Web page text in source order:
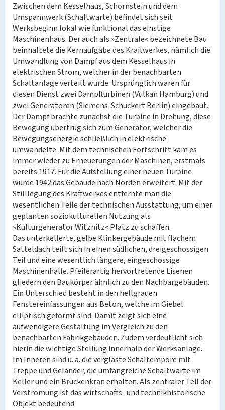
Zwischen dem Kesselhaus, Schornstein und dem
Umspannwerk (Schaltwarte) befindet sich seit
Werksbeginn lokal wie funktional das einstige
Maschinenhaus. Der auch als »Zentrale« bezeichnete Bau
beinhaltete die Kernaufgabe des Kraftwerkes, nämlich die
Umwandlung von Dampf aus dem Kesselhaus in
elektrischen Strom, welcher in der benachbarten
Schaltanlage verteilt wurde. Ursprünglich waren für
diesen Dienst zwei Dampfturbinen (Vulkan Hamburg) und
zwei Generatoren (Siemens-Schuckert Berlin) eingebaut.
Der Dampf brachte zunächst die Turbine in Drehung, diese
Bewegung übertrug sich zum Generator, welcher die
Bewegungsenergie schließlich in elektrische
umwandelte. Mit dem technischen Fortschritt kam es
immer wieder zu Erneuerungen der Maschinen, erstmals
bereits 1917. Für die Aufstellung einer neuen Turbine
wurde 1942 das Gebäude nach Norden erweitert. Mit der
Stilllegung des Kraftwerkes entfernte man die
wesentlichen Teile der technischen Ausstattung, um einer
geplanten soziokulturellen Nutzung als
»Kulturgenerator Witznitz« Platz zu schaffen.
Das unterkellerte, gelbe Klinkergebäude mit flachem
Satteldach teilt sich in einen südlichen, dreigeschossigen
Teil und eine wesentlich längere, eingeschossige
Maschinenhalle. Pfeilerartig hervortretende Lisenen
gliedern den Baukörper ähnlich zu den Nachbargebäuden.
Ein Unterschied besteht in den hellgrauen
Fenstereinfassungen aus Beton, welche im Giebel
elliptisch geformt sind. Damit zeigt sich eine
aufwendigere Gestaltung im Vergleich zu den
benachbarten Fabrikgebäuden. Zudem verdeutlicht sich
hierin die wichtige Stellung innerhalb der Werksanlage.
Im Inneren sind u. a. die verglaste Schaltempore mit
Treppe und Geländer, die umfangreiche Schaltwarte im
Keller und ein Brückenkran erhalten. Als zentraler Teil der
Verstromung ist das wirtschafts- und technikhistorische
Objekt bedeutend.